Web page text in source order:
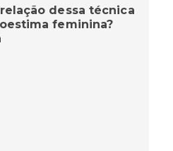
dessa técnica
feminina?